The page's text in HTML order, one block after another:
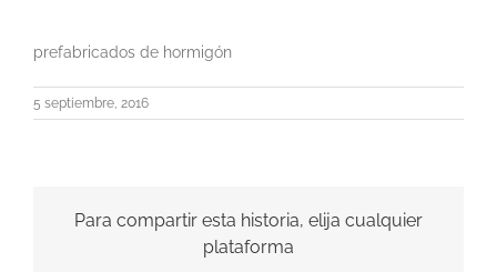
prefabricados de hormigón
5 septiembre, 2016
Para compartir esta historia, elija cualquier
plataforma